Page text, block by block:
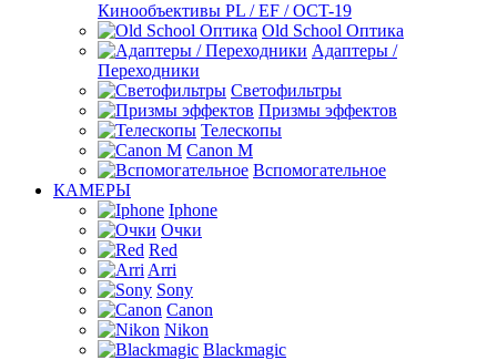
Кинообъективы PL / EF / OCT-19
Old School Оптика
Адаптеры /
Переходники
Светофильтры
Призмы эффектов
Телескопы
Canon M
Вспомогательное
КАМЕРЫ
Iphone
Очки
Red
Arri
Sony
Canon
Nikon
Blackmagic